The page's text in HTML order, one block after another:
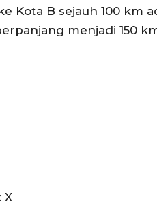
Kota B sejauh 100 km
menjadi 150
X